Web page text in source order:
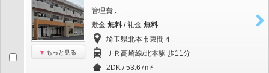
もっと見る
管理費 : －
敷金 無料 / 礼金 無料
埼玉県北本市東間４
ＪＲ高崎線/北本駅 歩11分
2DK / 53.67m²